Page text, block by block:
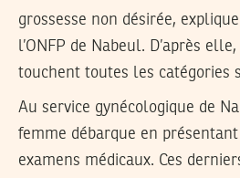
grossesse non désirée,
l’ONFP de Nabeul. D’après
touchent toutes les catégories
Au service gynécologique de
femme débarque en
examens médicaux. Ces